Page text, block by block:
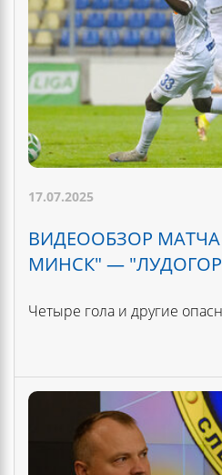
17.07.2025
ВИДЕООБЗОР
МИНСК" —
Четыре гола и другие